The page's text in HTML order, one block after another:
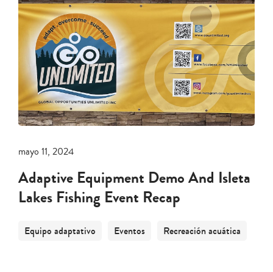
mayo 11, 2024
Adaptive Equipment Demo And Isleta
Lakes Fishing Event Recap
Equipo adaptativo Eventos Recreación acuática